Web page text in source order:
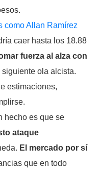
como Allan Ramírez
caer hasta los 18.88
fuerza al alza con
siguiente ola alcista.
estimaciones,
hecho es que se
ataque
El mercado por sí
que en todo